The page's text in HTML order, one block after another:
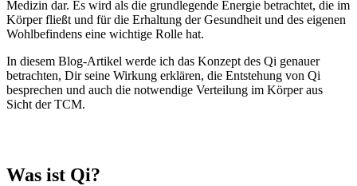
Medizin dar. Es wird als die grundlegende Energie betrachtet, die im
Körper fließt und für die Erhaltung der Gesundheit und des eigenen
Wohlbefindens eine wichtige Rolle hat.
In diesem Blog-Artikel werde ich das Konzept des Qi genauer
betrachten, Dir seine Wirkung erklären, die Entstehung von Qi
besprechen und auch die notwendige Verteilung im Körper aus
Sicht der TCM.
Was ist Qi?